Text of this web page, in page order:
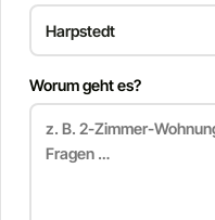
Worum geht es?